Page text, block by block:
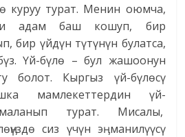
куруу турат. Менин оюмча,
адам баш кошуп, бир
бир үйдүн түтүнүн булатса,
Үй-бүлө – бул жашоонун
болот. Кыргыз үй-бүлөсү
мамлекеттердин үй-
турат. Мисалы,
сиз үчүн эӊ манилүүсү